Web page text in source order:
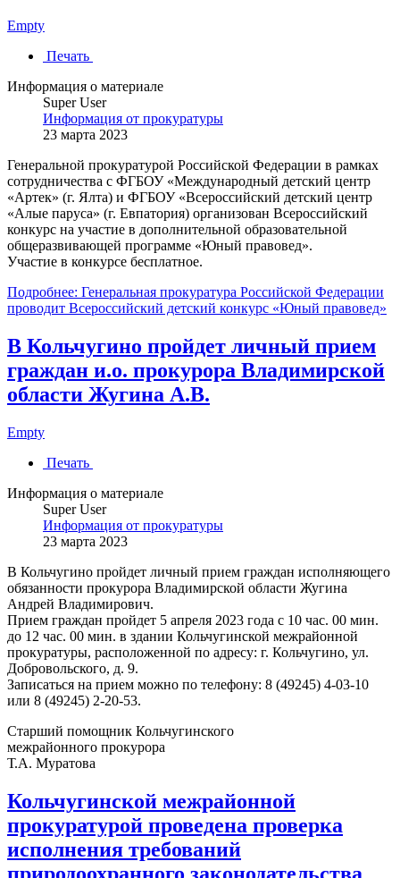
Empty
Печать
Информация о материале
Super User
Информация от прокуратуры
23 марта 2023
Генеральной прокуратурой Российской Федерации в рамках
сотрудничества с ФГБОУ «Международный детский центр
«Артек» (г. Ялта) и ФГБОУ «Всероссийский детский центр
«Алые паруса» (г. Евпатория) организован Всероссийский
конкурс на участие в дополнительной образовательной
общеразвивающей программе «Юный правовед».
Участие в конкурсе бесплатное.
Подробнее: Генеральная прокуратура Российской Федерации
проводит Всероссийский детский конкурс «Юный правовед»
В Кольчугино пройдет личный прием
граждан и.о. прокурора Владимирской
области Жугина А.В.
Empty
Печать
Информация о материале
Super User
Информация от прокуратуры
23 марта 2023
В Кольчугино пройдет личный прием граждан исполняющего
обязанности прокурора Владимирской области Жугина
Андрей Владимирович.
Прием граждан пройдет 5 апреля 2023 года с 10 час. 00 мин.
до 12 час. 00 мин. в здании Кольчугинской межрайонной
прокуратуры, расположенной по адресу: г. Кольчугино, ул.
Добровольского, д. 9.
Записаться на прием можно по телефону: 8 (49245) 4-03-10
или 8 (49245) 2-20-53.
Старший помощник Кольчугинского
межрайонного прокурора
Т.А. Муратова
Кольчугинской межрайонной
прокуратурой проведена проверка
исполнения требований
природоохранного законодательства